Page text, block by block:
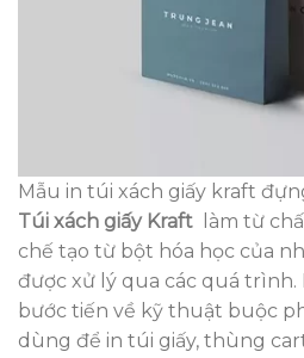
Mẫu in túi xách giấy kraft
Túi xách giấy Kraft làm từ
chế tạo từ bột hóa học của
được xử lý qua các quá trình.
bước tiến về kỹ thuật buộc
dùng để in túi giấy, thùng